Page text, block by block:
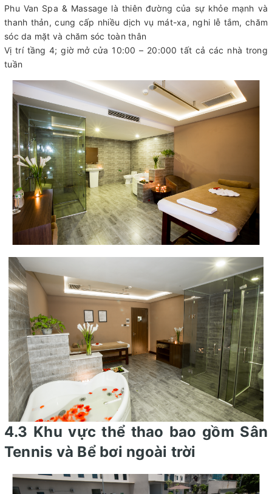
Phu Van Spa & Massage là thiên đường của sự khỏe mạnh và
thanh thản, cung cấp nhiều dịch vụ mát-xa, nghi lễ tắm, chăm
sóc da mặt và chăm sóc toàn thân
Vị trí tầng 4; giờ mở cửa 10:00 – 20:000 tất cả các nhà trong
tuần
4.3 Khu vực thể thao bao gồm Sân
Tennis và Bể bơi ngoài trời